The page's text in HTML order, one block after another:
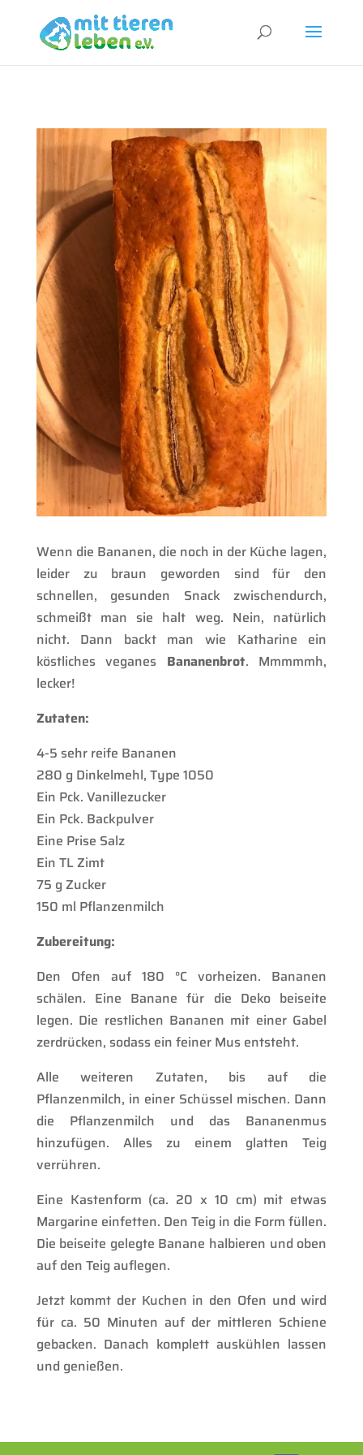
Wenn die Bananen, die noch in der Küche lagen,
leider zu braun geworden sind für den
schnellen, gesunden Snack zwischendurch,
schmeißt man sie halt weg. Nein, natürlich
nicht. Dann backt man wie Katharine ein
köstliches veganes Bananenbrot. Mmmmmh,
lecker!
Zutaten:
4-5 sehr reife Bananen
280 g Dinkelmehl, Type 1050
Ein Pck. Vanillezucker
Ein Pck. Backpulver
Eine Prise Salz
Ein TL Zimt
75 g Zucker
150 ml Pflanzenmilch
Zubereitung:
Den Ofen auf 180 °C vorheizen. Bananen
schälen. Eine Banane für die Deko beiseite
legen. Die restlichen Bananen mit einer Gabel
zerdrücken, sodass ein feiner Mus entsteht.
Alle weiteren Zutaten, bis auf die
Pflanzenmilch, in einer Schüssel mischen. Dann
die Pflanzenmilch und das Bananenmus
hinzufügen. Alles zu einem glatten Teig
verrühren.
Eine Kastenform (ca. 20 x 10 cm) mit etwas
Margarine einfetten. Den Teig in die Form füllen.
Die beiseite gelegte Banane halbieren und oben
auf den Teig auflegen.
Jetzt kommt der Kuchen in den Ofen und wird
für ca. 50 Minuten auf der mittleren Schiene
gebacken. Danach komplett auskühlen lassen
und genießen.